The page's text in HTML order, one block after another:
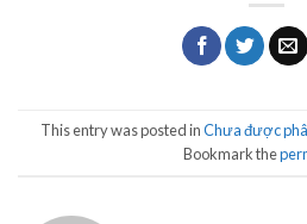
This entry was posted inChưa được
Bookmark the